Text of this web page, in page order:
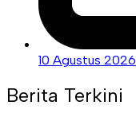
10 Agustus 2026
Berita Terkini